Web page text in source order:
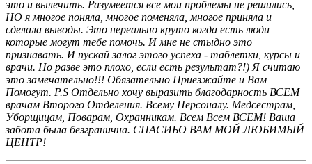
это и вылечить. Разумеется все мои проблемы не решились,
НО я многое поняла, многое поменяла, многое приняла и
сделала выводы. Это нереально круто когда есть люди
которые могут тебе помочь. И мне не стыдно это
признавать. И пускай залог этого успеха - таблетки, курсы и
врачи. Но разве это плохо, если есть результат?!) Я считаю
это замечательно!!! Обязательно Приезжайте и Вам
Помогут. P.S Отдельно хочу выразить благодарность ВСЕМ
врачам Второго Отделения. Всему Персоналу. Медсестрам,
Уборщицам, Поварам, Охранникам. Всем Всем ВСЕМ! Ваша
забота была безгранична. СПАСИБО ВАМ МОЙ ЛЮБИМЫЙ
ЦЕНТР!